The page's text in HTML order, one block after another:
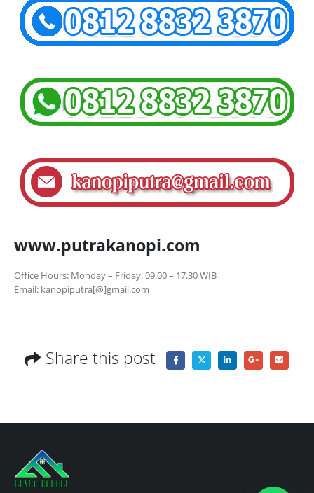
www.putrakanopi.com
Office Hours: Monday – Friday, 09.00 – 17.30 WIB
Email: kanopiputra[@]gmail.com
Share this post